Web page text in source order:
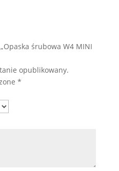
śrubowa W4 MINI
opublikowany.
*